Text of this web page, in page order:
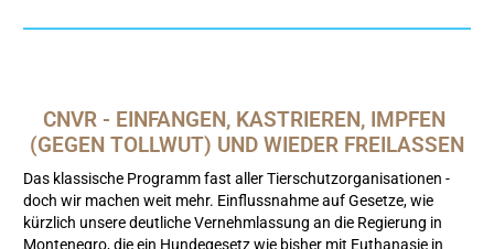
CNVR - EINFANGEN, KASTRIEREN, IMPFEN
(GEGEN TOLLWUT) UND WIEDER FREILASSEN
Das klassische Programm fast aller Tierschutzorganisationen -
doch wir machen weit mehr. Einflussnahme auf Gesetze, wie
kürzlich unsere deutliche Vernehmlassung an die Regierung in
Montenegro, die ein Hundegesetz wie bisher mit Euthanasie in